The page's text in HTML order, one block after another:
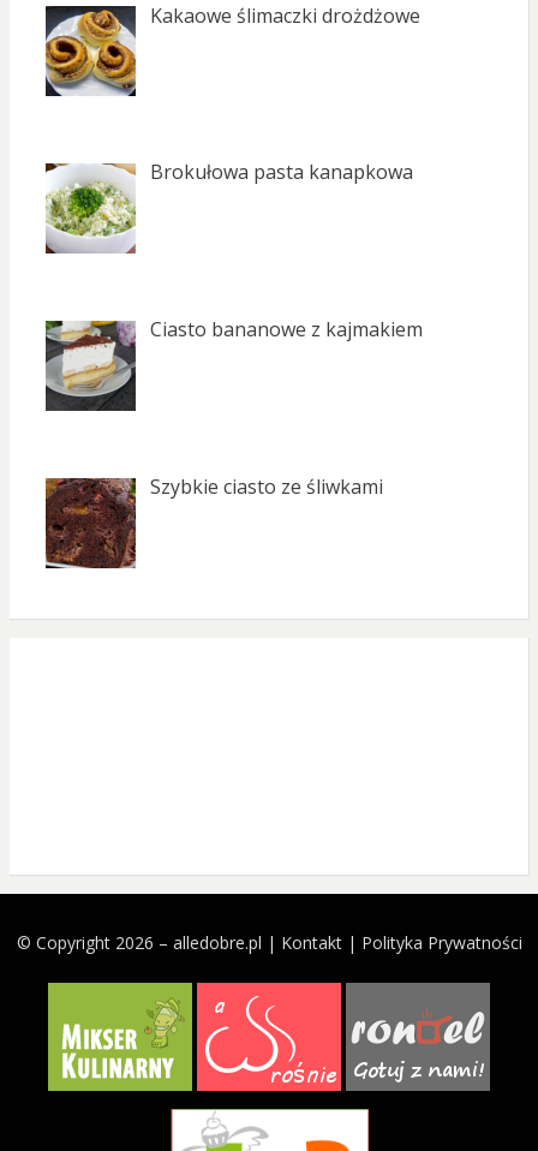
Kakaowe ślimaczki drożdżowe
Brokułowa pasta kanapkowa
Ciasto bananowe z kajmakiem
Szybkie ciasto ze śliwkami
© Copyright 2026 – alledobre.pl | Kontakt| Polityka Prywatności